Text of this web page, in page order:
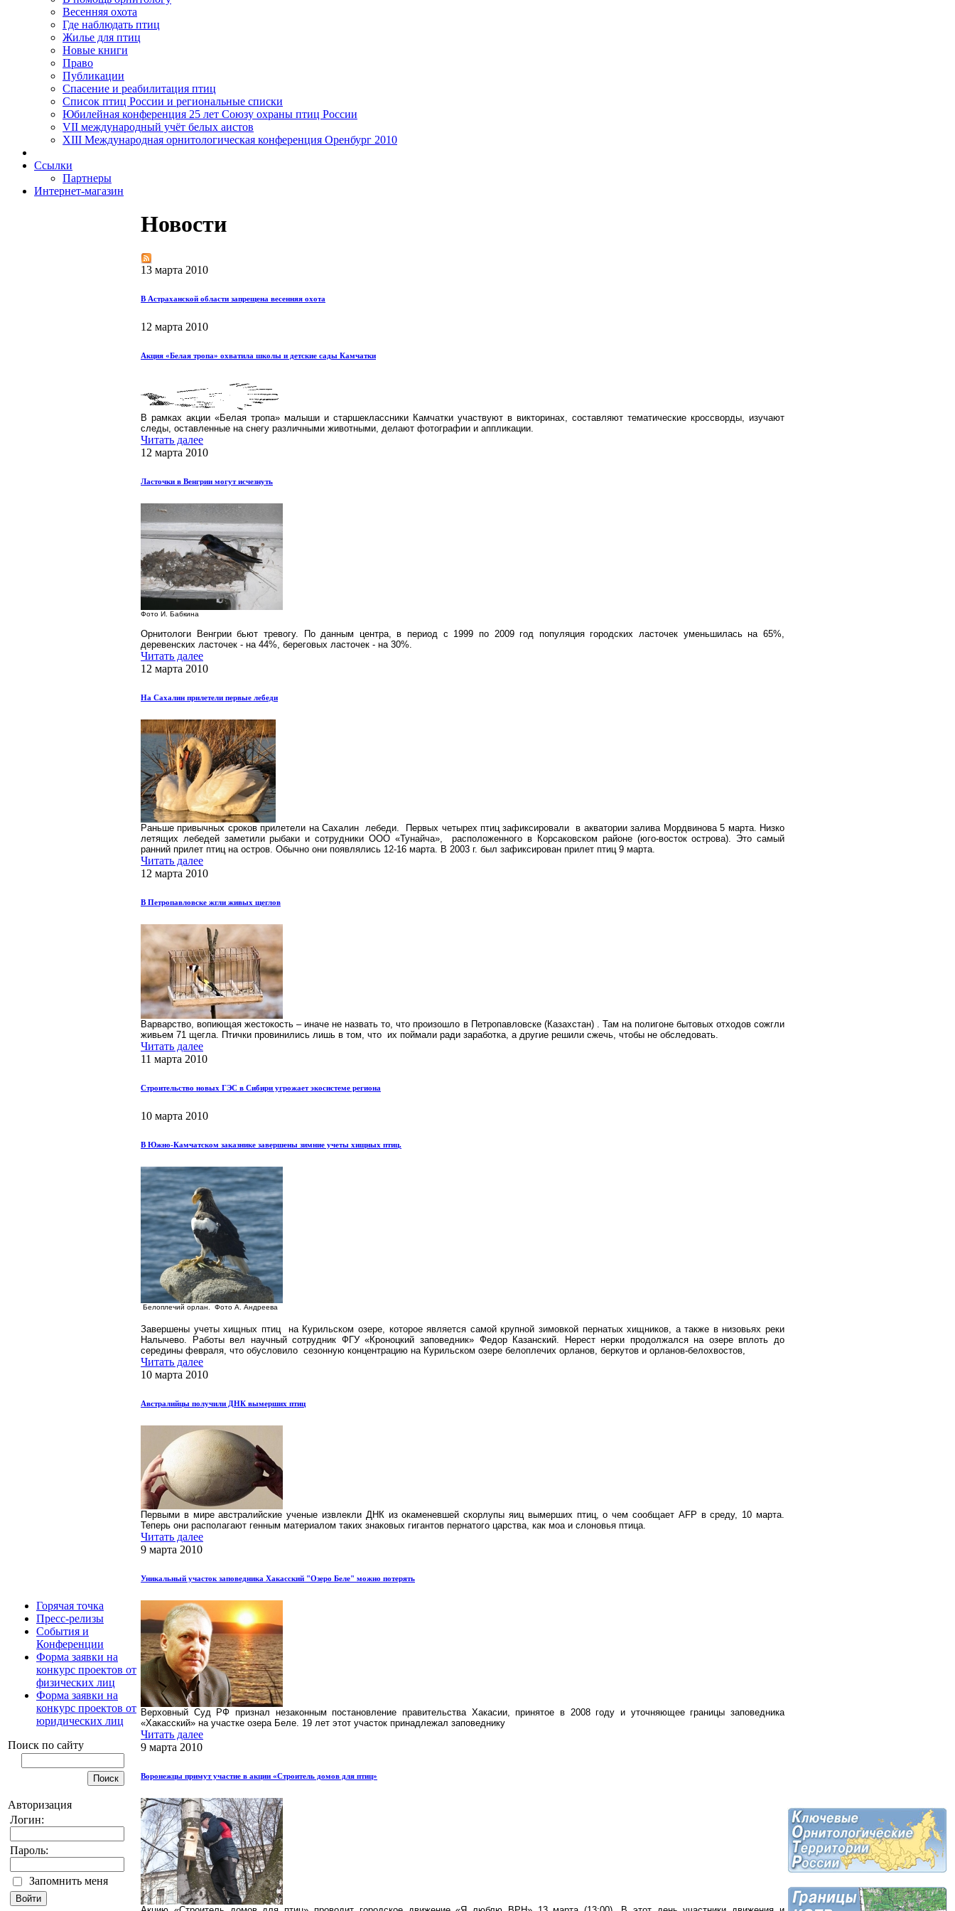
Весенняя охота
Где наблюдать птиц
Жилье для птиц
Новые книги
Право
Публикации
Спасение и реабилитация птиц
Список птиц России и региональные списки
Юбилейная конференция 25 лет Союзу охраны птиц России
VII международный учёт белых аистов
XIII Международная орнитологическая конференция Оренбург 2010
Ссылки
Партнеры
Интернет-магазин
Горячая точка
Пресс-релизы
События и
Конференции
Форма заявки на
конкурс проектов от
физических лиц
Форма заявки на
конкурс проектов от
юридических лиц
Поиск по сайту
Авторизация
Логин:
Пароль:
Запомнить меня
Новости
13 марта 2010
В Астраханской области запрещена весенняя охота
12 марта 2010
Акция «Белая тропа» охватила школы и детские сады Камчатки
В рамках акции «Белая тропа» малыши и старшеклассники Камчатки участвуют в викторинах, составляют тематические кроссворды, изучают
следы, оставленные на снегу различными животными, делают фотографии и аппликации.
Читать далее
12 марта 2010
Ласточки в Венгрии могут исчезнуть
Фото И. Бабкина
Орнитологи Венгрии бьют тревогу. По данным центра, в период с 1999 по 2009 год популяция городских ласточек уменьшилась на 65%,
деревенских ласточек - на 44%, береговых ласточек - на 30%.
Читать далее
12 марта 2010
На Сахалин прилетели первые лебеди
Раньше привычных сроков прилетели на Сахалин лебеди. Первых четырех птиц зафиксировали в акватории залива Мордвинова 5 марта. Низко
летящих лебедей заметили рыбаки и сотрудники ООО «Тунайча», расположенного в Корсаковском районе (юго-восток острова). Это самый
ранний прилет птиц на остров. Обычно они появлялись 12-16 марта. В 2003 г. был зафиксирован прилет птиц 9 марта.
Читать далее
12 марта 2010
В Петропавловске жгли живых щеглов
Варварство, вопиющая жестокость – иначе не назвать то, что произошло в Петропавловске (Казахстан) . Там на полигоне бытовых отходов сожгли
живьем 71 щегла. Птички провинились лишь в том, что их поймали ради заработка, а другие решили сжечь, чтобы не обследовать.
Читать далее
11 марта 2010
Строительство новых ГЭС в Сибири угрожает экосистеме региона
10 марта 2010
В Южно-Камчатском заказнике завершены зимние учеты хищных птиц.
Белоплечий орлан. Фото А. Андреева
Завершены учеты хищных птиц на Курильском озере, которое является самой крупной зимовкой пернатых хищников, а также в низовьях реки
Налычево. Работы вел научный сотрудник ФГУ «Кроноцкий заповедник» Федор Казанский.
Нерест нерки продолжался на озере вплоть до
середины февраля, что обусловило сезонную концентрацию на Курильском озере белоплечих орланов, беркутов и орланов-белохвостов,
Читать далее
10 марта 2010
Австралийцы получили ДНК вымерших птиц
Первыми в мире австралийские ученые извлекли ДНК из окаменевшей скорлупы яиц вымерших птиц, о чем сообщает AFP в среду, 10 марта.
Теперь они располагают генным материалом таких знаковых гигантов пернатого царства, как моа и слоновья птица.
Читать далее
9 марта 2010
Уникальный участок заповедника Хакасский "Озеро Беле" можно потерять
Верховный Суд РФ признал незаконным постановление правительства Хакасии, принятое в 2008 году и уточняющее границы заповедника
«Хакасский» на участке озера Беле. 19 лет этот участок принадлежал заповеднику
Читать далее
9 марта 2010
Воронежцы примут участие в акции «Строитель домов для птиц»